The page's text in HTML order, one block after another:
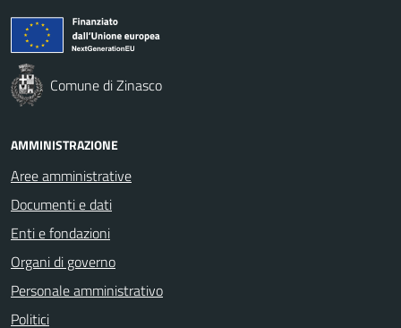
Comune di Zinasco
AMMINISTRAZIONE
Aree amministrative
Documenti e dati
Enti e fondazioni
Organi di governo
Personale amministrativo
Politici